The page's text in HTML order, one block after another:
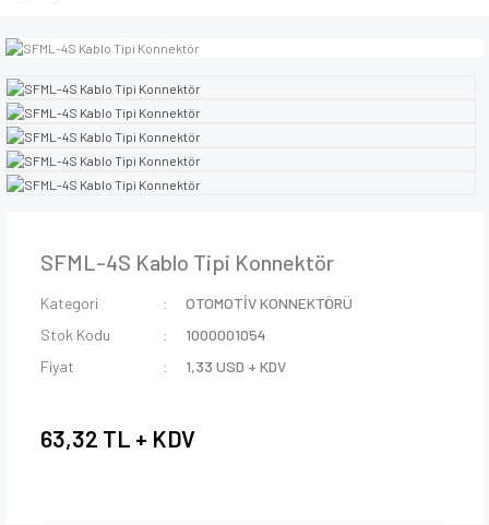
SFML-4S Kablo Tipi Konnektör
Kategori
OTOMOTİV KONNEKTÖRÜ
Stok Kodu
1000001054
Fiyat
1,33 USD + KDV
63,32 TL + KDV